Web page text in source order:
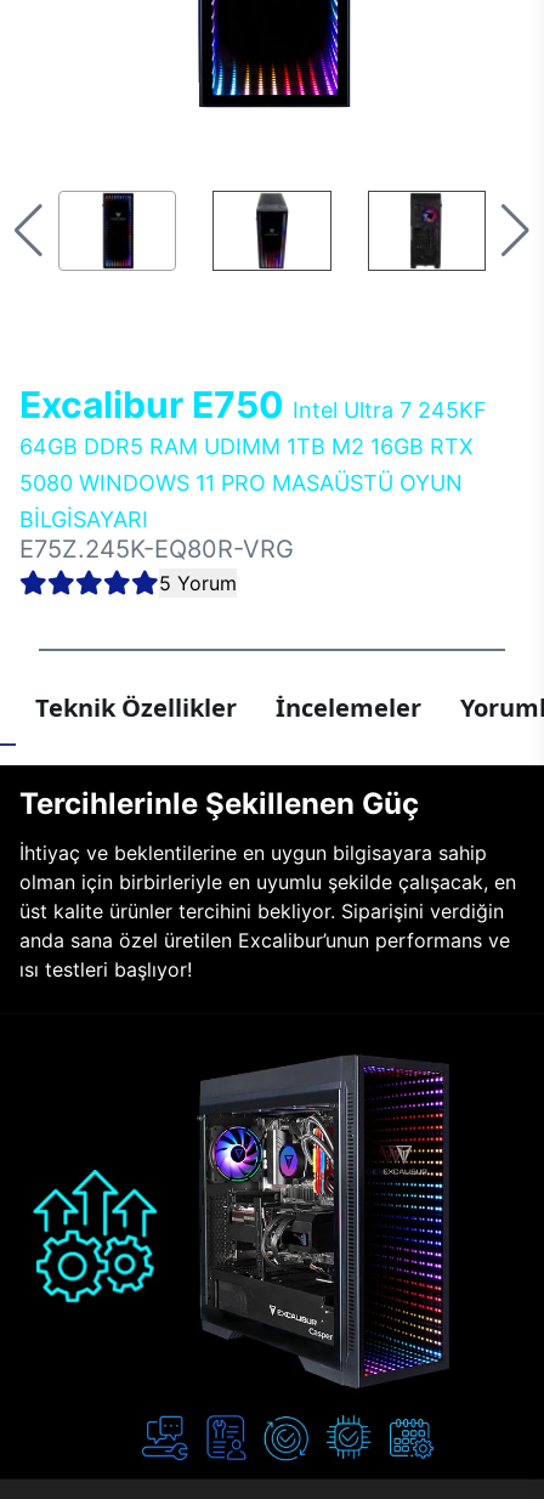
Excalibur E750 Intel Ultra 7 245KF
64GB DDR5 RAM UDIMM 1TB M2 16GB RTX
5080 WINDOWS 11 PRO MASAÜSTÜ OYUN
BİLGİSAYARI
E75Z.245K-EQ80R-VRG
5 Yorum
Teknik Özellikler İncelemeler
Tercihlerinle Şekillenen Güç
İhtiyaç ve beklentilerine en uygun bilgisayara sahip
olman için birbirleriyle en uyumlu şekilde çalışacak, en
üst kalite ürünler tercihini bekliyor. Siparişini verdiğin
anda sana özel üretilen Excalibur’unun performans ve
ısı testleri başlıyor!